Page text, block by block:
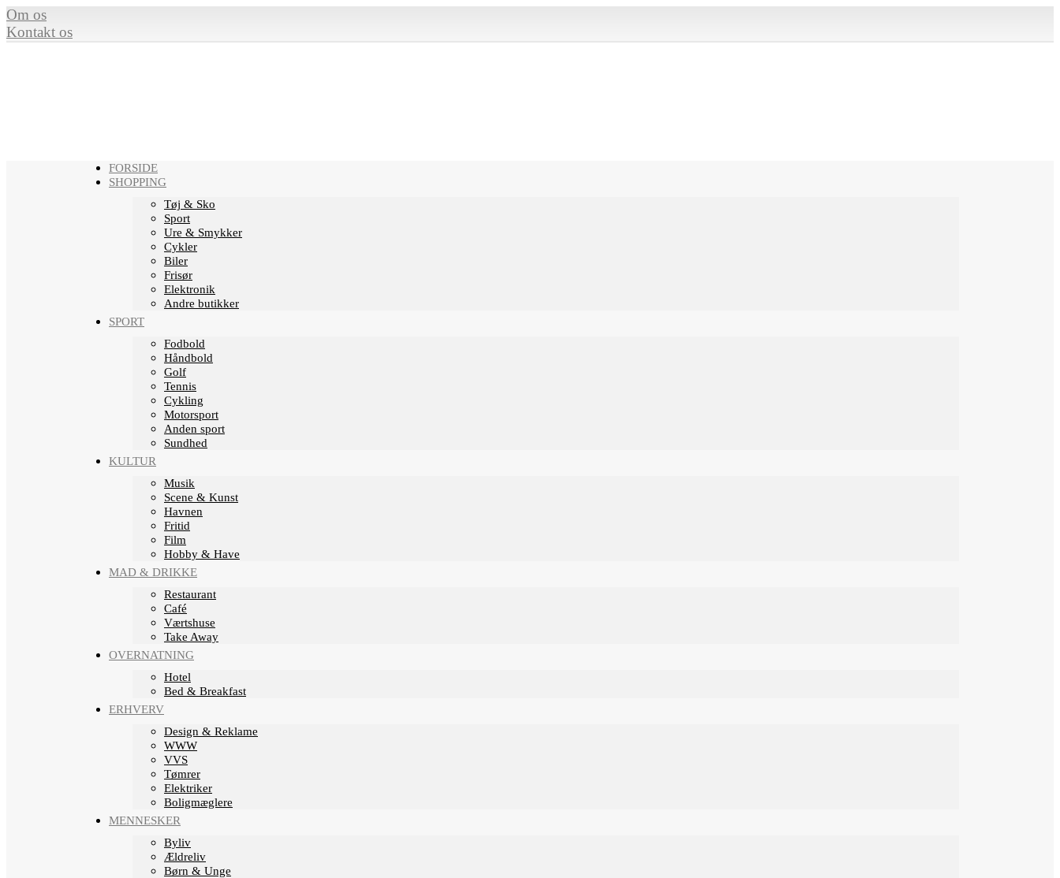
Om os
Kontakt os
FORSIDE
SHOPPING
Tøj & Sko
Sport
Ure & Smykker
Cykler
Biler
Frisør
Elektronik
Andre butikker
SPORT
Fodbold
Håndbold
Golf
Tennis
Cykling
Motorsport
Anden sport
Sundhed
KULTUR
Musik
Scene & Kunst
Havnen
Fritid
Film
Hobby & Have
MAD & DRIKKE
Restaurant
Café
Værtshuse
Take Away
OVERNATNING
Hotel
Bed & Breakfast
ERHVERV
Design & Reklame
WWW
VVS
Tømrer
Elektriker
Boligmæglere
MENNESKER
Byliv
Ældreliv
Børn & Unge